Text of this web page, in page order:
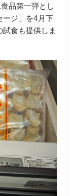
品第一弾とし
ージ」を4月下
食も提供しま